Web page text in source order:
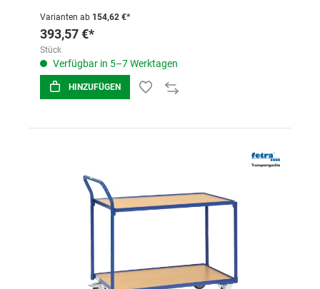
Varianten ab 154,62 €*
393,57 €*
Stück
Verfügbar in 5–7 Werktagen
HINZUFÜGEN